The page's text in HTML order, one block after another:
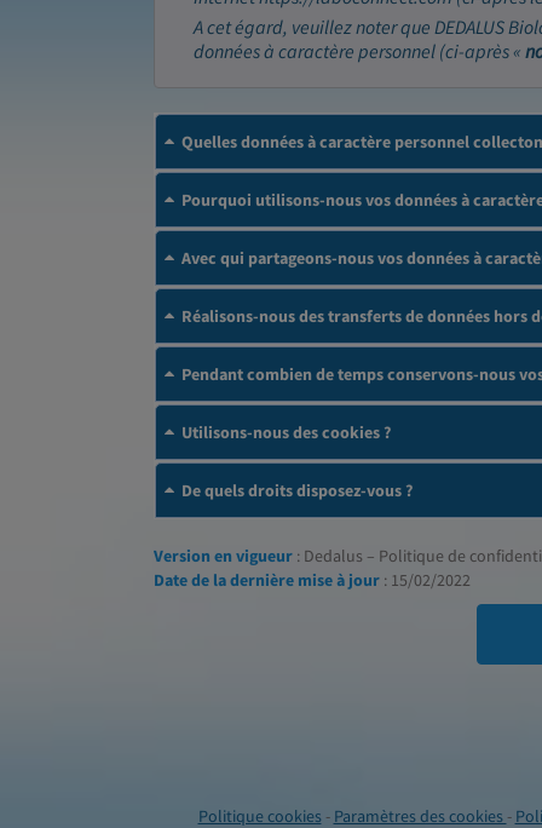
A cet égard, veuillez noter que DEDALUS
données à caractère personnel (ci-après «
Quelles données à caractère personnel
Pourquoi utilisons-nous vos données à
Avec qui partageons-nous vos données à
Réalisons-nous des transferts de données hors
Pendant combien de temps conservons-nous
Utilisons-nous des cookies ?
De quels droits disposez-vous ?
Version en vigueur : Dedalus – Politique de
Date de la dernière mise à jour : 15/02/2022
Politique cookies- Paramètres des cookies -